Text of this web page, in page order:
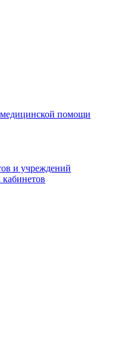
медицинской помощи
и учреждений